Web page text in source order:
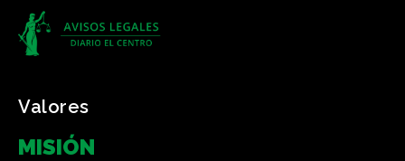
Valores
MISIÓN